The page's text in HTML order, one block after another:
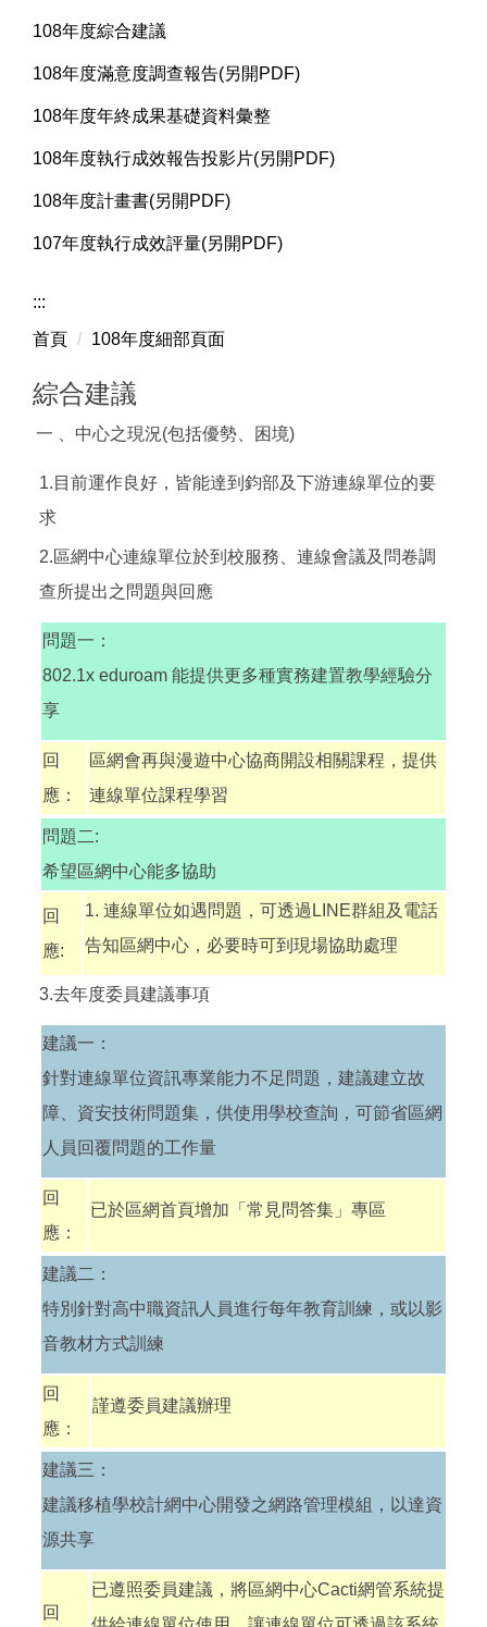
108年度綜合建議
108年度滿意度調查報告(另開PDF)
108年度年終成果基礎資料彙整
108年度執行成效報告投影片(另開PDF)
108年度計畫書(另開PDF)
107年度執行成效評量(另開PDF)
:::
首頁
108年度細部頁面
綜合建議
一 、中心之現況(包括優勢、困境)
1.目前運作良好，皆能達到鈞部及下游連線單位的要
求
2.區網中心連線單位於到校服務、連線會議及問卷調
查所提出之問題與回應
問題一：
802.1x eduroam 能提供更多種實務建置教學經驗分
享
回
應：
區網會再與漫遊中心協商開設相關課程，提供
連線單位課程學習
問題二:
希望區網中心能多協助
回
應:
1. 連線單位如遇問題，可透過LINE群組及電話
告知區網中心，必要時可到現場協助處理
3.去年度委員建議事項
建議一：
針對連線單位資訊專業能力不足問題，建議建立故
障、資安技術問題集，供使用學校查詢，可節省區網
人員回覆問題的工作量
回
應：
已於區網首頁增加「常見問答集」專區
建議二：
特別針對高中職資訊人員進行每年教育訓練，或以影
音教材方式訓練
回
應：
謹遵委員建議辦理
建議三：
建議移植學校計網中心開發之網路管理模組，以達資
源共享
回
已遵照委員建議，將區網中心Cacti網管系統提